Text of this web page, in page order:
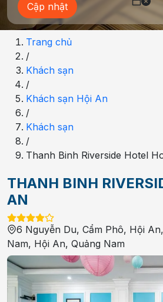
Cập nhật
Trang chủ
/
Khách sạn
/
Khách sạn Hội An
/
Khách sạn
/
Thanh Binh Riverside Hotel
THANH BINH
AN
6 Nguyễn Du, Cẩm Phô, Hội
Nam, Hội An, Quảng Nam